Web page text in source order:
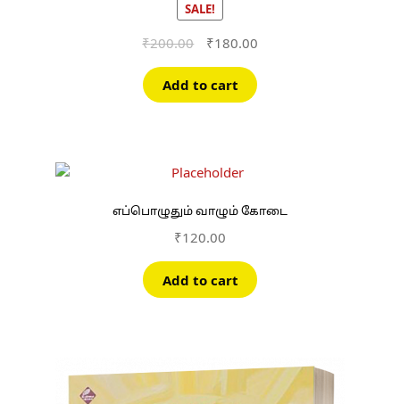
SALE!
₹200.00
Original
was:
₹200.00.
₹180.00Current
is:
Add to cart
எப்பொழுதும் வாழும் கோடை
₹120.00
Add to cart